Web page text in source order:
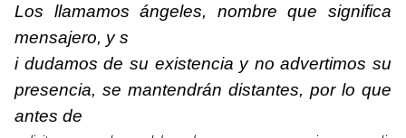
Los llamamos ángeles, nombre que significa
mensajero, y s
i dudamos de su existencia y no advertimos su
presencia, se mantendrán distantes, por lo que
antes de